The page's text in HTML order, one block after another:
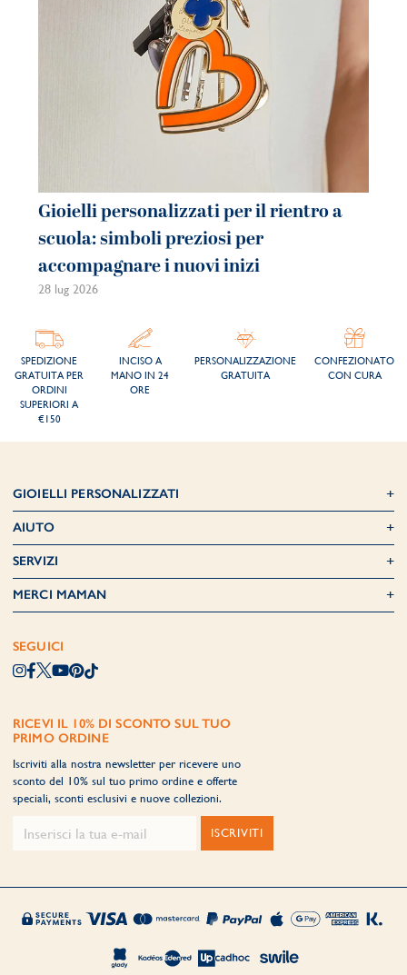
Gioielli personalizzati per il rientro a
scuola: simboli preziosi per
accompagnare i nuovi inizi
28 lug 2026
SPEDIZIONE
GRATUITA PER
ORDINI
SUPERIORI A
€150
INCISO A
MANO IN 24
ORE
PERSONALIZZAZIONE
GRATUITA
CONFEZIONATO
CON CURA
GIOIELLI PERSONALIZZATI
AIUTO
SERVIZI
MERCI MAMAN
SEGUICI
RICEVI IL 10% DI SCONTO SUL TUO
PRIMO ORDINE
Iscriviti alla nostra newsletter per ricevere uno
sconto del 10% sul tuo primo ordine e offerte
speciali, sconti esclusivi e nuove collezioni.
ISCRIVITI